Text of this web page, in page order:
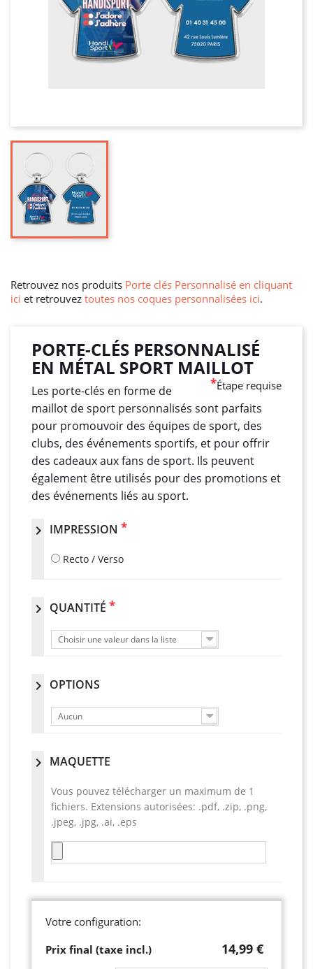
Retrouvez nos produits Porte clés Personnalisé en cliquant
ici et retrouvez toutes nos coques personnalisées ici.
PORTE-CLÉS PERSONNALISÉ
EN MÉTAL SPORT MAILLOT
*Étape requise
Les porte-clés en forme de
maillot de sport personnalisés sont parfaits
pour promouvoir des équipes de sport, des
clubs, des événements sportifs, et pour offrir
des cadeaux aux fans de sport. Ils peuvent
également être utilisés pour des promotions et
des événements liés au sport.
chevron_right IMPRESSION *
Recto / Verso
chevron_right QUANTITÉ *
Choisir une valeur dans la liste
chevron_right OPTIONS
Aucun
chevron_right MAQUETTE
Vous pouvez télécharger un maximum de 1
fichiers. Extensions autorisées: .pdf, .zip, .png,
.jpeg, .jpg, .ai, .eps
Votre configuration:
Prix final (taxe incl.)
14,99 €